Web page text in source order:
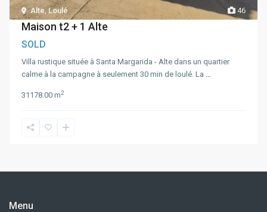
46
Alte, Loulé
Maison t2 + 1 Alte
SOLD
Villa rustique située à Santa Margarida - Alte dans un quartier
calme à la campagne à seulement 30 min de loulé. La
31 178.00 m2
Menu